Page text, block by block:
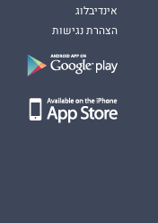
אינדיבלוג
הצהרת נגישות